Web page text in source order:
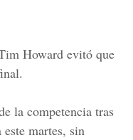
Howard evitó que
la competencia tras
martes, sin